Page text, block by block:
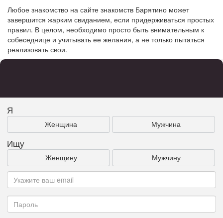
Любое знакомство на сайте знакомств Барятино может
завершится жарким свиданием, если придерживаться простых
правил. В целом, необходимо просто быть внимательным к
собеседнице и учитывать ее желания, а не только пытаться
реализовать свои.
Я
Женщина Мужчина
Ищу
Женщину Мужчину